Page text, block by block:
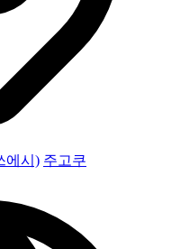
에시) 주고쿠